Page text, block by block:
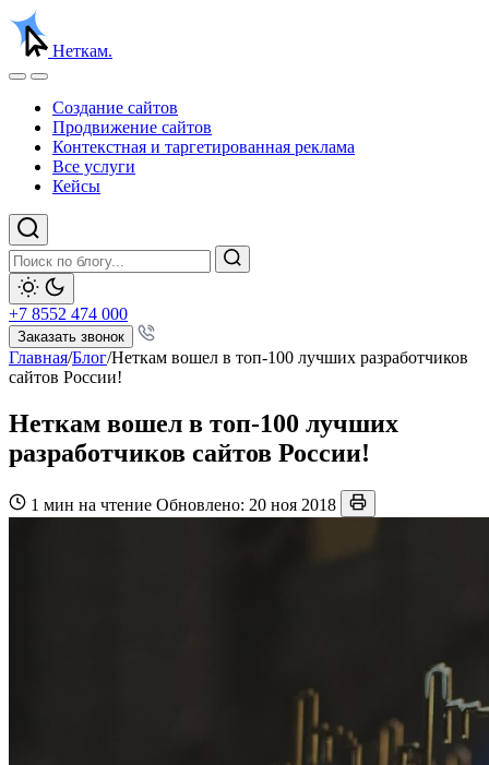
Неткам.
Создание сайтов
Продвижение сайтов
Контекстная и таргетированная реклама
Все услуги
Кейсы
+7 8552 474 000
Заказать звонок
Главная/Блог/Неткам вошел в топ-100 лучших разработчиков
сайтов России!
Неткам вошел в топ-100 лучших
разработчиков сайтов России!
1 мин на чтение Обновлено: 20 ноя 2018